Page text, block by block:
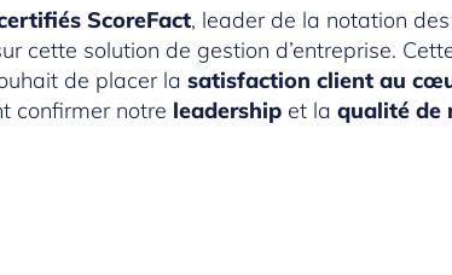
ScoreFact, leader de la notation
cette solution de gestion d’entreprise.
de placer la satisfaction client au
confirmer notre leadership et laqualité de